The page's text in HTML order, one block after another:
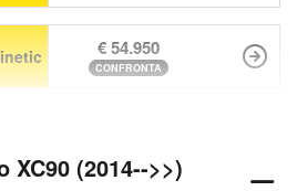
€ 54.950
CONFRONTA
(2014-->>)